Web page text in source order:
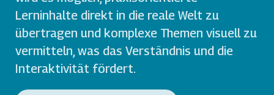
Lerninhalte direkt in die reale Welt zu
übertragen und komplexe Themen visuell zu
vermitteln, was das Verständnis und die
Interaktivität fördert.